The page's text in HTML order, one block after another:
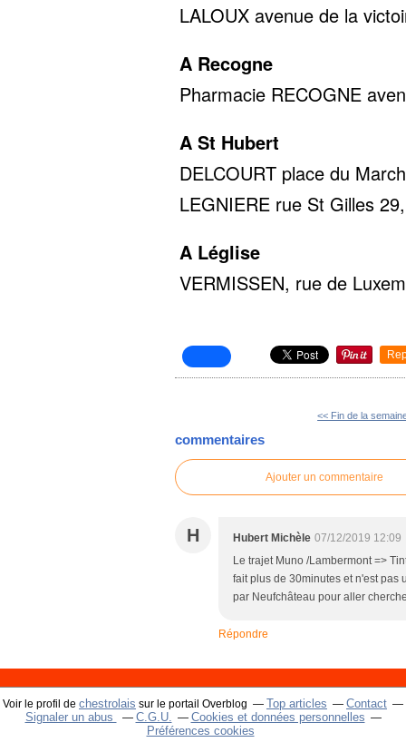
LALOUX avenue de la
A Recogne
Pharmacie RECOGNE
A St Hubert
DELCOURT place du
LEGNIERE rue St Gilles
A Léglise
VERMISSEN, rue de
<< Fin de la
commentaires
Ajouter un commentaire
H Hubert Michèle 07/12/2019 12:09
Le trajet Muno /Lambermont =>
fait plus de 30minutes et n'est pas
par Neufchâteau pour aller
Répondre
Voir le profil de chestrolais sur le portail Overblog Top articles
Contact
Signaler un abus
C.G.U.
Cookies et données personnelles
Préférences cookies